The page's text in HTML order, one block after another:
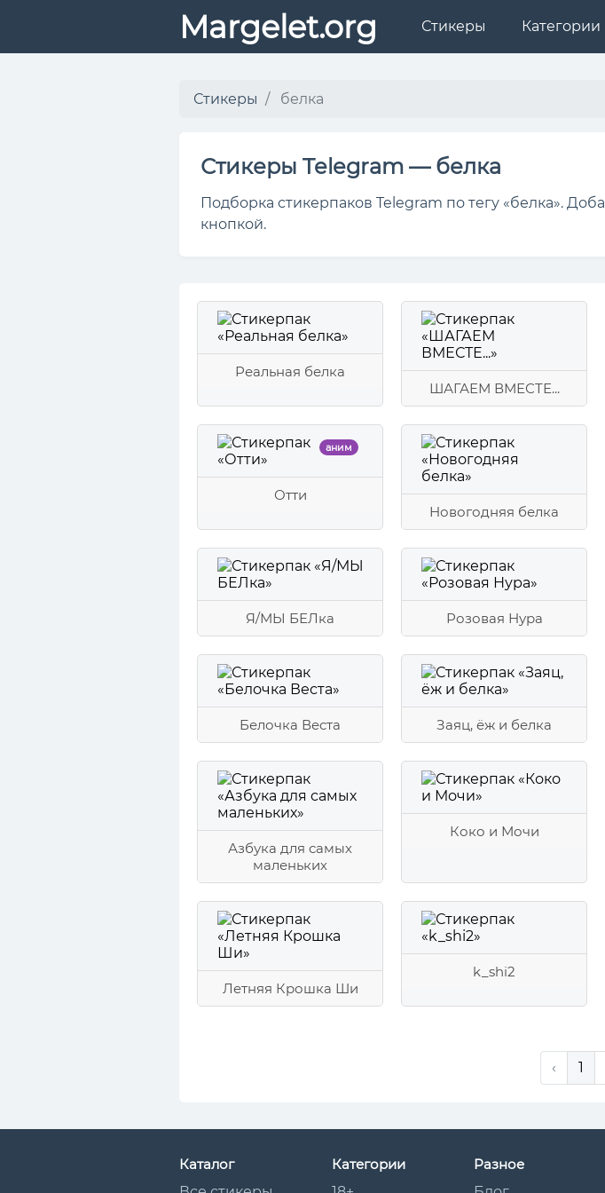
Margelet.org Стикеры Категории
Стикеры белка
Стикеры Telegram — белка
Подборка стикерпаков Telegram по тегу «белка».
кнопкой.
Реальная белка
ШАГАЕМ ВМЕСТЕ...
аним
Отти
Новогодняя белка
Я/МЫ БЕЛка Розовая Нура
Белочка Веста Заяц, ёж и белка
Азбука для самых
маленьких
Коко и Мочи
Летняя Крошка Ши
k_shi2
‹ 1
Каталог
Категории
Разное